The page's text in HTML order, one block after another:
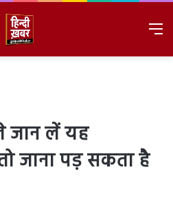
जान लें यह
जाना पड़ सकता है